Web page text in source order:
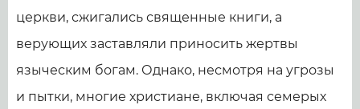
церкви, сжигались священные книги, а
верующих заставляли приносить жертвы
языческим богам. Однако, несмотря на угрозы
и пытки, многие христиане, включая семерых